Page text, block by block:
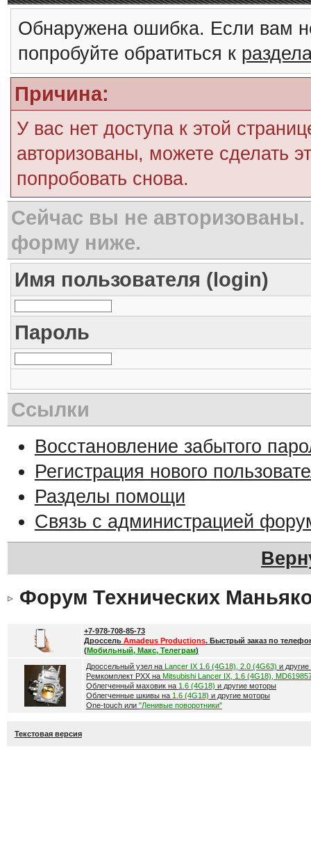
Обнаружена ошибка. Если вам
попробуйте обратиться к
Причина:
У вас нет доступа к этой
авторизованы, можете сделать
попробовать снова.
Сейчас вы не авторизованы.
форму ниже.
Имя пользователя (login)
Пароль
Ссылки
Восстановление забытого
Регистрация нового
Разделы помощи
Связь с администрацией
Форум Технических
+7-978-708-85-73
Дроссель Amadeus Productions. Быстрый заказ по
(Мобильный, Макс, Телеграм)
Дроссельный узел на Lancer IX 1.6 (4G18), 2.0 (4G63) и
Ремкомплект РХХ на Mitsubishi Lancer IX, 1.6 (4G18),
Облегченный маховик на 1.6 (4G18) и другие моторы
Облегченные шкивы на 1.6 (4G18) и другие моторы
One-touch или "Ленивые поворотники"
Текстовая версия